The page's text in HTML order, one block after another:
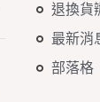
退換貨
最新消
部落格